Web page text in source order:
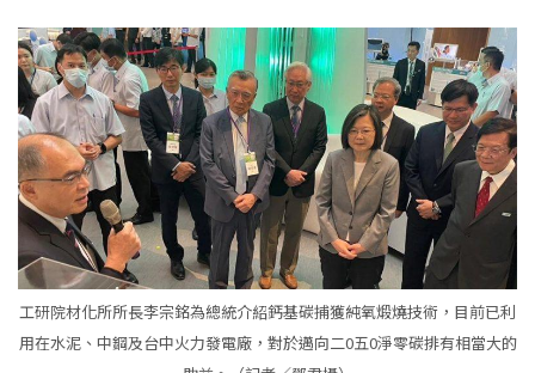
工研院材化所所長李宗銘為總統介紹鈣基碳捕獲純氧煅燒技術，目前已利
用在水泥、中鋼及台中火力發電廠，對於邁向二0五0淨零碳排有相當大的